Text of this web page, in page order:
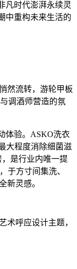
凡时代澎湃永续灵
中重构未来生活的
然流转，游轮甲板
调酒师营造的氛
验。ASKO洗衣
大程度消除细菌滋
是行业内唯一提
于方寸间集洗、
新灵感。
呼应设计主题，